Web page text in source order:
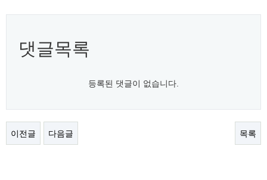
댓글목록
등록된 댓글이 없습니다.
이전글 다음글 목록